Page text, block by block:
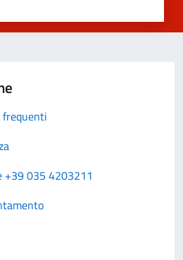
frequenti
+39 035 4203211